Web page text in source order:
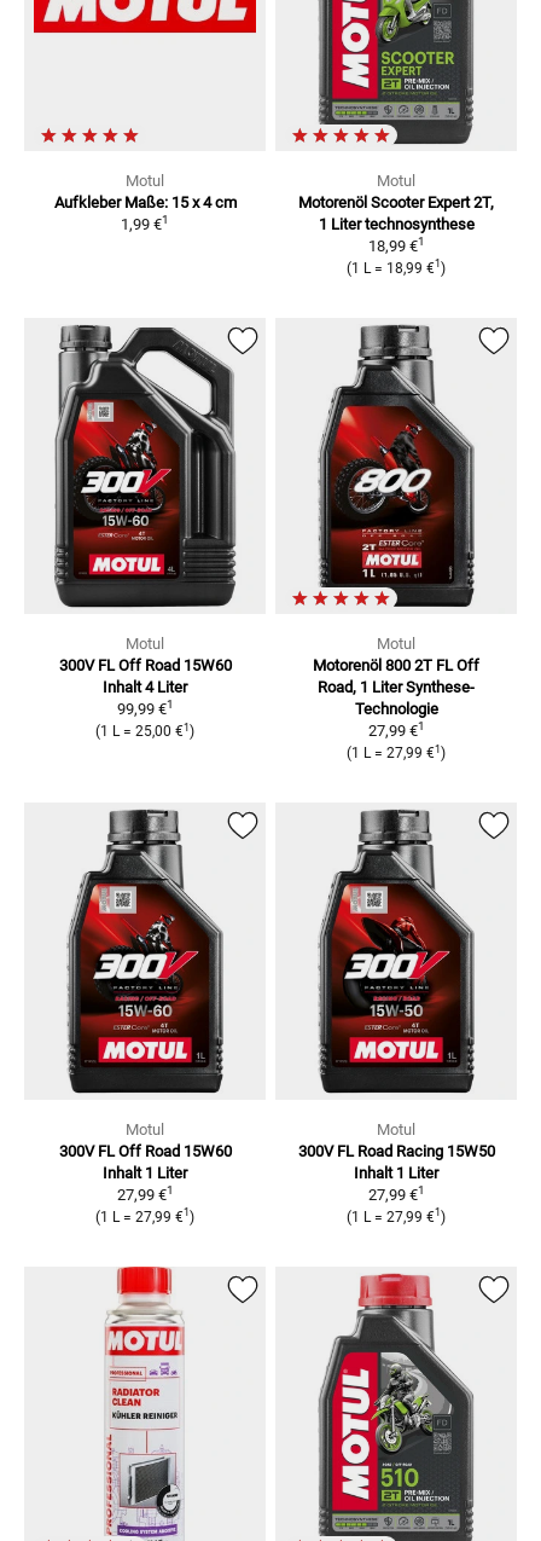
Motul
Aufkleber Maße: 15 x 4 cm
1,99 €1
Motul
Motorenöl Scooter Expert 2T,
1 Liter technosynthese
18,99 €1
(1 L= 18,99 €1 )
Motul
300V FL Off Road 15W60
Inhalt 4 Liter
99,99 €1
(1 L= 25,00 €1 )
Motul
Motorenöl 800 2T FL Off
Road, 1 Liter Synthese-
Technologie
27,99 €1
(1 L= 27,99 €1 )
Motul
300V FL Off Road 15W60
Inhalt 1 Liter
27,99 €1
(1 L = 27,99 €1 )
Motul
300V FL Road Racing 15W50
Inhalt 1 Liter
27,99 €1
(1 L = 27,99 €1 )